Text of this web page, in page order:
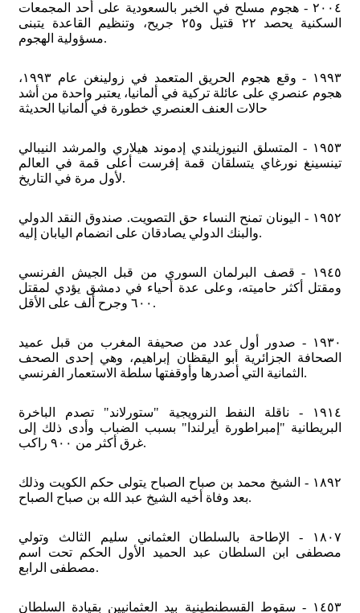
٢٠٠٤ - هجوم مسلح في الخبر بالسعودية على أحد المجمعات
السكنية يحصد ٢٢ قتيل و٢٥ جريح، وتنظيم القاعدة يتبنى
مسؤولية الهجوم.
١٩٩٣ - وقع هجوم الحريق المتعمد في زولينغن عام ١٩٩٣،
هجوم عنصري على عائلة تركية في ألمانيا، يعتبر واحدة من أشد
حالات العنف العنصري خطورة في ألمانيا الحديثة
١٩٥٣ - المتسلق النيوزيلندي إدموند هيلاري والمرشد النيبالي
تينسينغ نورغاي يتسلقان قمة إفرست أعلى قمة في العالم
لأول مرة في التاريخ.
١٩٥٢ - اليونان تمنح النساء حق التصويت. صندوق النقد الدولي
والبنك الدولي يصادقان على انضمام اليابان إليه.
١٩٤٥ - قصف البرلمان السوري من قبل الجيش الفرنسي
ومقتل أكثر حاميته، وعلى عدة أحياء في دمشق يؤدي لمقتل
٦٠٠ وجرح ألف على الأقل.
١٩٣٠ - صدور أول عدد من صحيفة المغرب من قبل عميد
الصحافة الجزائرية أبو اليقظان إبراهيم، وهي إحدى الصحف
الثمانية التي أصدرها وأوقفتها سلطة الاستعمار الفرنسي.
١٩١٤ - ناقلة النفط النرويجية "ستورلاند" تصدم الباخرة
البريطانية "إمبراطورة أيرلندا" بسبب الضباب وأدى ذلك إلى
غرق أكثر من ٩٠٠ راكب.
١٨٩٢ - الشيخ محمد بن صباح الصباح يتولى حكم الكويت وذلك
بعد وفاة أخيه الشيخ عبد الله بن صباح الصباح.
١٨٠٧ - الإطاحة بالسلطان العثماني سليم الثالث وتولي
مصطفى ابن السلطان عبد الحميد الأول الحكم تحت اسم
مصطفى الرابع.
١٤٥٣ - سقوط القسطنطينية بيد العثمانيين بقيادة السلطان